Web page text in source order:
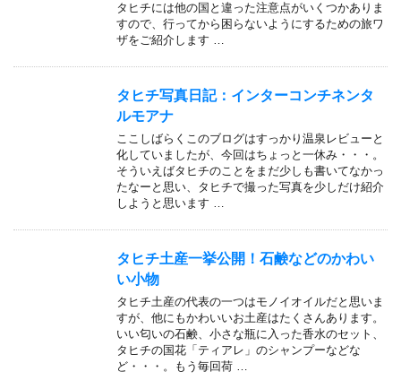
タヒチには他の国と違った注意点がいくつかありま
すので、行ってから困らないようにするための旅ワ
ザをご紹介します …
タヒチ写真日記：インターコンチネンタ
ルモアナ
ここしばらくこのブログはすっかり温泉レビューと
化していましたが、今回はちょっと一休み・・・。
そういえばタヒチのことをまだ少しも書いてなかっ
たなーと思い、タヒチで撮った写真を少しだけ紹介
しようと思います …
タヒチ土産一挙公開！石鹸などのかわい
い小物
タヒチ土産の代表の一つはモノイオイルだと思いま
すが、他にもかわいいお土産はたくさんあります。
いい匂いの石鹸、小さな瓶に入った香水のセット、
タヒチの国花「ティアレ」のシャンプーなどな
ど・・・。もう毎回荷 …